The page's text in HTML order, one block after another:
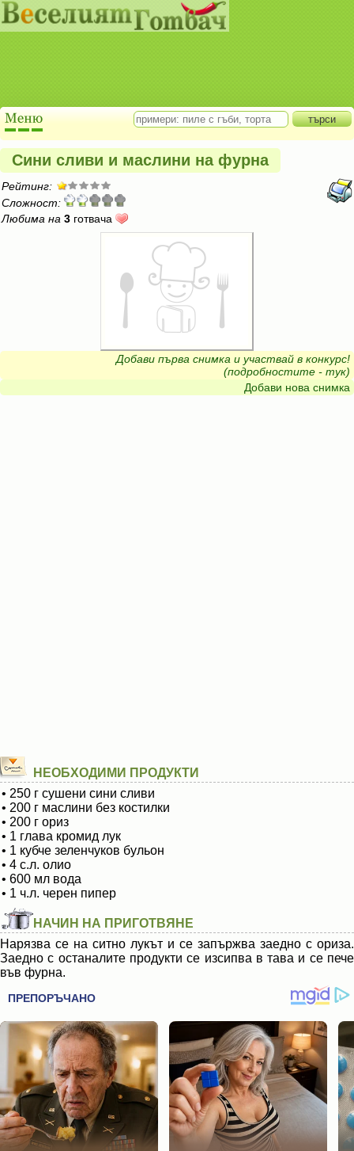
Сини сливи и маслини на фурна
Рейтинг:
Сложност:
Любима на 3 готвача
Добави първа снимка и участвай в конкурс!
(подробностите - тук)
Добави нова снимка
НЕОБХОДИМИ ПРОДУКТИ
• 250 г сушени сини сливи
• 200 г маслини без костилки
• 200 г ориз
• 1 глава кромид лук
• 1 кубче зеленчуков бульон
• 4 с.л. олио
• 600 мл вода
• 1 ч.л. черен пипер
НАЧИН НА ПРИГОТВЯНЕ
Нарязва се на ситно лукът и се запържва заедно с ориза.
Заедно с останалите продукти се изсипва в тава и се пече
във фурна.